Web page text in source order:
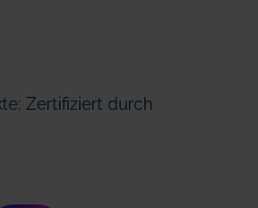
Zertifiziert durch